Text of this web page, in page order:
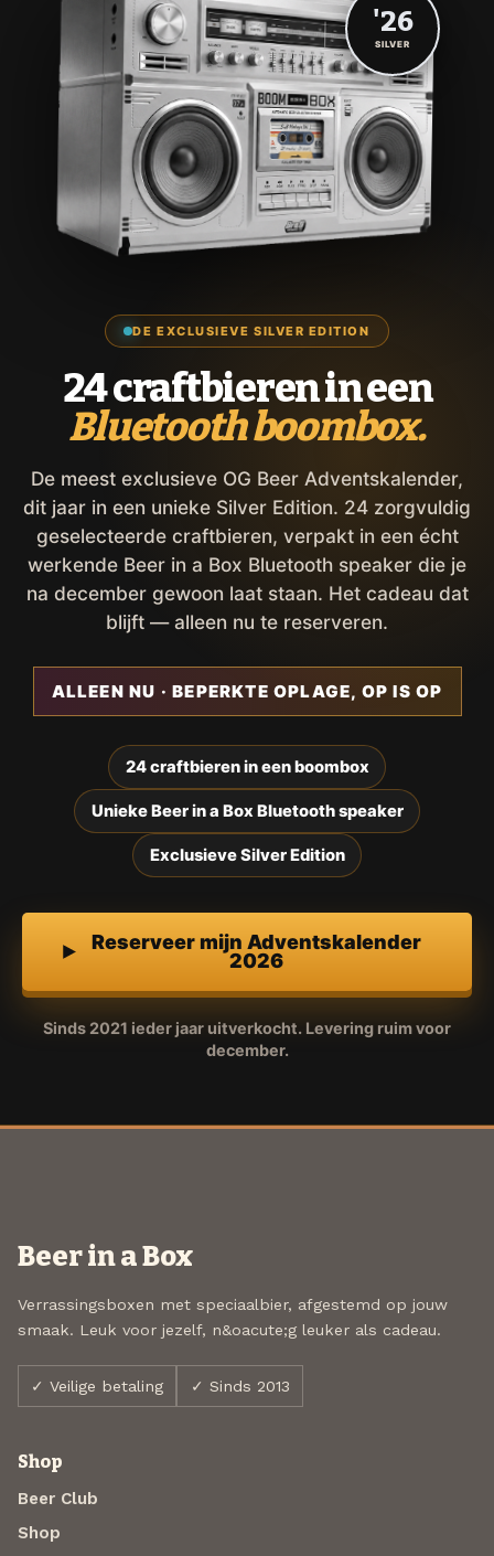
DE EXCLUSIEVE SILVER EDITION
24 craftbieren in een
Bluetooth boombox.
De meest exclusieve OG Beer Adventskalender,
dit jaar in een unieke Silver Edition. 24 zorgvuldig
geselecteerde craftbieren, verpakt in een écht
werkende Beer in a Box Bluetooth speaker die je
na december gewoon laat staan. Het cadeau dat
blijft — alleen nu te reserveren.
ALLEEN NU · BEPERKTE OPLAGE, OP IS OP
24 craftbieren in een boombox
Unieke Beer in a Box Bluetooth speaker
Exclusieve Silver Edition
Reserveer mijn Adventskalender
2026
Sinds 2021 ieder jaar uitverkocht. Levering ruim voor
december.
'26
SILVER
Beer in a Box
Verrassingsboxen met speciaalbier, afgestemd op jouw
smaak. Leuk voor jezelf, n&oacute;g leuker als cadeau.
✓ Veilige betaling ✓ Sinds 2013
Shop
Beer Club
Shop